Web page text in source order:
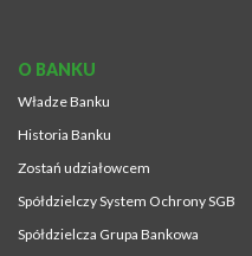
O BANKU
Władze Banku
Historia Banku
Zostań udziałowcem
Spółdzielczy System Ochrony SGB
Spółdzielcza Grupa Bankowa